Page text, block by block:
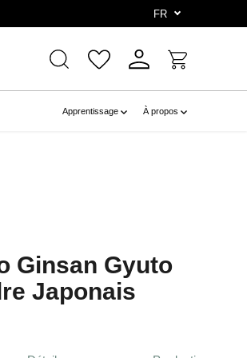
FR
Apprentissage À propos
Ginsan Gyuto
Japonais